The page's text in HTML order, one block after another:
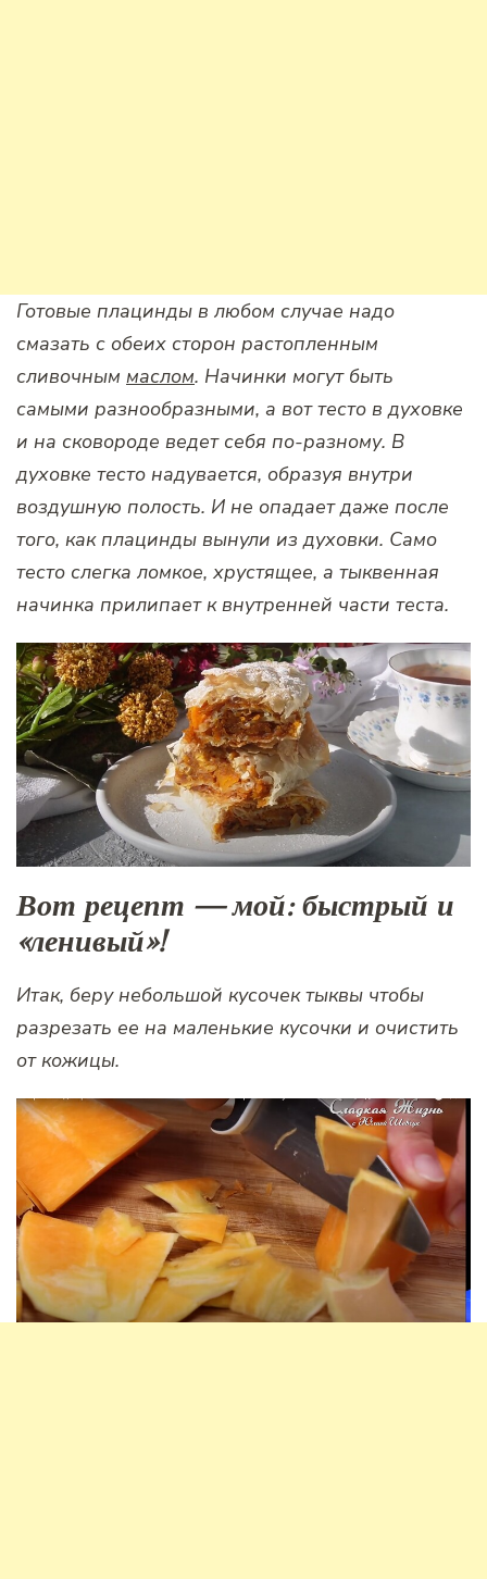
Готовые плацинды в любом случае надо
смазать с обеих сторон растопленным
сливочным маслом. Начинки могут быть
самыми разнообразными, а вот тесто в духовке
и на сковороде ведет себя по-разному. В
духовке тесто надувается, образуя внутри
воздушную полость. И не опадает даже после
того, как плацинды вынули из духовки. Само
тесто слегка ломкое, хрустящее, а тыквенная
начинка прилипает к внутренней части теста.
Вот рецепт — мой: быстрый и
«ленивый»!
Итак, беру небольшой кусочек тыквы чтобы
разрезать ее на маленькие кусочки и очистить
от кожицы.